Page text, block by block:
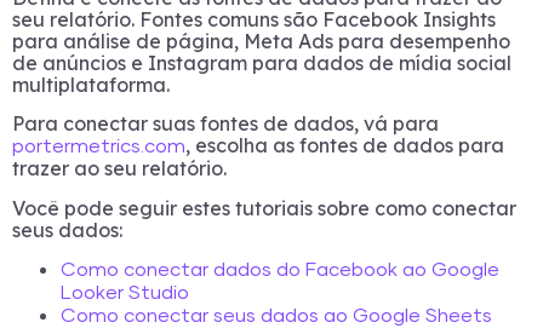
seu relatório. Fontes comuns são Facebook Insights
para análise de página, Meta Ads para desempenho
de anúncios e Instagram para dados de mídia social
multiplataforma.
Para conectar suas fontes de dados, vá para
portermetrics.com, escolha as fontes de dados para
trazer ao seu relatório.
Você pode seguir estes tutoriais sobre como conectar
seus dados:
Como conectar dados do Facebook ao Google
Looker Studio
Como conectar seus dados ao Google Sheets